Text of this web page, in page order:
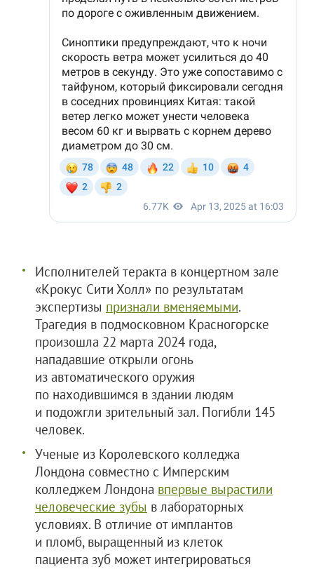
Исполнителей теракта в концертном зале
«Крокус Сити Холл» по результатам
экспертизы признали вменяемыми.
Трагедия в подмосковном Красногорске
произошла 22 марта 2024 года,
нападавшие открыли огонь
из автоматического оружия
по находившимся в здании людям
и подожгли зрительный зал. Погибли 145
человек.
Ученые из Королевского колледжа
Лондона совместно с Имперским
колледжем Лондона впервые вырастили
человеческие зубы в лабораторных
условиях. В отличие от имплантов
и пломб, выращенный из клеток
пациента зуб может интегрироваться